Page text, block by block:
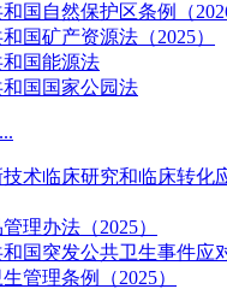
国自然保护区条例（
国矿产资源法（2025）
国能源法
国国家公园法
术临床研究和临床转化
理办法（2025）
国突发公共卫生事件应
管理条例（2025）